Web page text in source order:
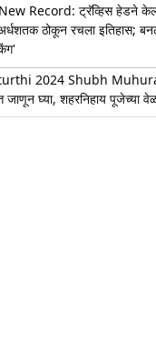
Record: ट्रॅव्हिस हेडने
ठोकून रचला इतिहास;
2024 Shubh
जाणून घ्या, शहरनिहाय पूजेच्या